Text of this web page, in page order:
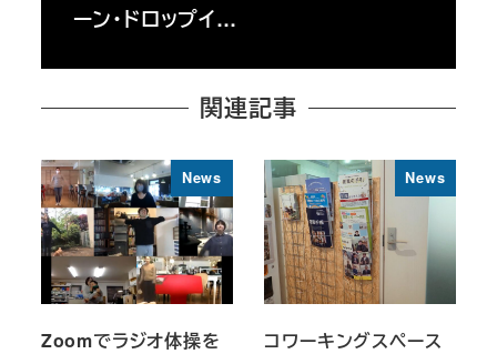
ーン・ドロップイ…
関連記事
News
Zoomでラジオ体操を
News
コワーキングスペース